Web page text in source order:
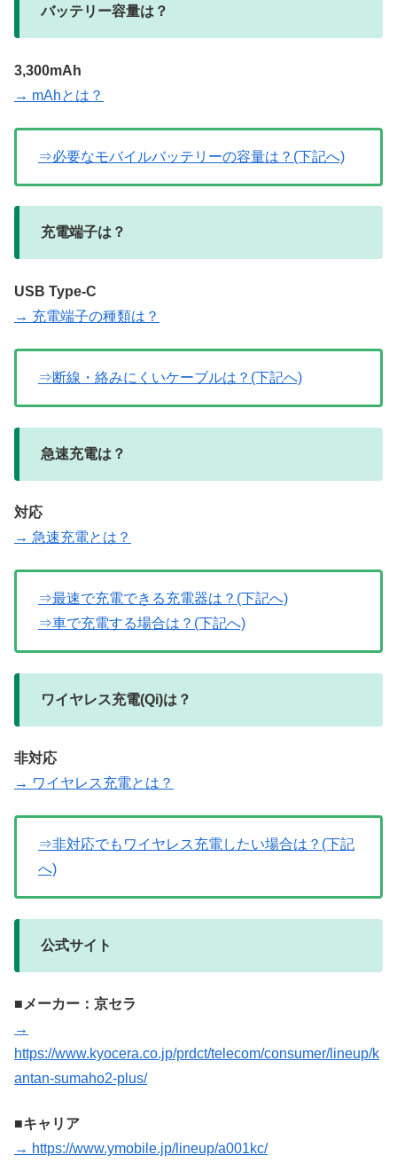
バッテリー容量は？
3,300mAh
→ mAhとは？
⇒必要なモバイルバッテリーの容量は？(下記へ)
充電端子は？
USB Type-C
→ 充電端子の種類は？
⇒断線・絡みにくいケーブルは？(下記へ)
急速充電は？
対応
→ 急速充電とは？
⇒最速で充電できる充電器は？(下記へ)
⇒車で充電する場合は？(下記へ)
ワイヤレス充電(Qi)は？
非対応
→ ワイヤレス充電とは？
⇒非対応でもワイヤレス充電したい場合は？(下記
へ)
公式サイト
■メーカー：京セラ
→
https://www.kyocera.co.jp/prdct/telecom/consumer/lineup/k
antan-sumaho2-plus/
■キャリア
→ https://www.ymobile.jp/lineup/a001kc/